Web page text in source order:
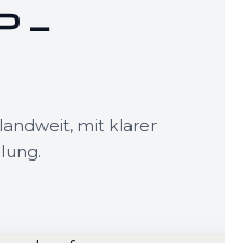
—
mit klarer